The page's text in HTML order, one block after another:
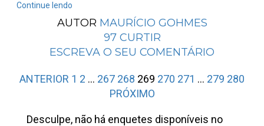
Continue lendo
AUTOR MAURÍCIO GOHMES
97 CURTIR
ESCREVA O SEU COMENTÁRIO
ANTERIOR 1 2 … 267 268 269 270 271 … 279 280
PRÓXIMO
Desculpe, não há enquetes disponíveis no